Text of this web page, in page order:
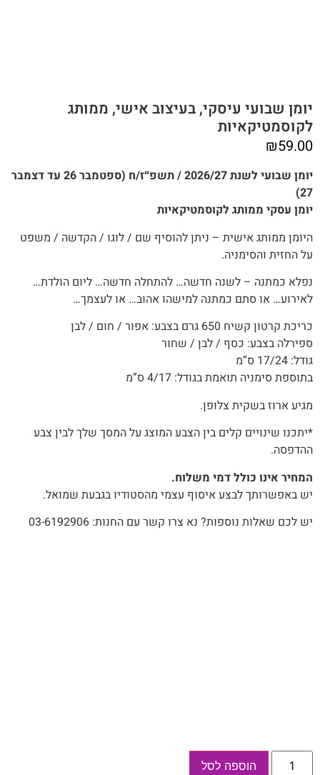
יומן שבועי עיסקי, בעיצוב אישי, ממותג
לקוסמטיקאיות
₪59.00
יומן שבועי לשנת 2026/27 / תשפ״ז/ח (ספטמבר 26 עד דצמבר
27)
יומן עסקי ממותג לקוסמטיקאיות
היומן ממותג אישית – ניתן להוסיף שם / לוגו / הקדשה / משפט
על החזית והסימניה.
נפלא כמתנה – לשנה חדשה… להתחלה חדשה… ליום הולדת…
לאירוע… או סתם כמתנה למישהו אהוב… או לעצמך…
כריכת קרטון קשיח 650 גרם בצבע: אפור / חום / לבן
ספירלה בצבע: כסף / לבן / שחור
גודל: 17/24 ס”מ
בתוספת סימניה תואמת בגודל: 4/17 ס”מ
מגיע ארוז בשקית צלופן.
*יתכנו שינויים קלים בין הצבע המוצג על המסך שלך לבין צבע
ההדפסה.
המחיר אינו כולל דמי משלוח.
יש באפשרותך לבצע איסוף עצמי מהסטודיו בגבעת שמואל.
יש לכם שאלות נוספות? נא צרו קשר עם החנות: 03-6192906
כמות
הוספה לסל